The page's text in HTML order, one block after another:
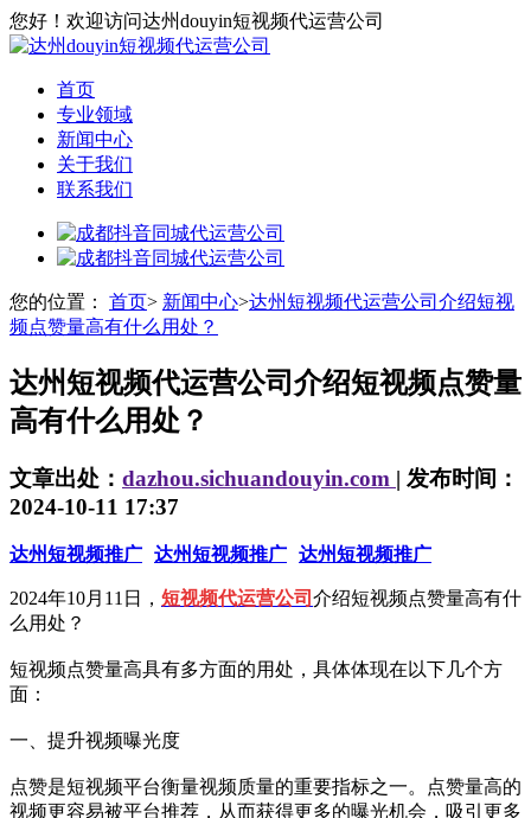
您好！欢迎访问达州douyin短视频代运营公司
首页
专业领域
新闻中心
关于我们
联系我们
您的位置： 首页> 新闻中心>达州短视频代运营公司介绍短视
频点赞量高有什么用处？
达州短视频代运营公司介绍短视频点赞量
高有什么用处？
文章出处： dazhou.sichuandouyin.com | 发布时间：
2024-10-11 17:37
达州短视频推广 达州短视频推广 达州短视频推广
2024年10月11日， 短视频代运营公司 介绍短视频点赞量高有什
么用处？
短视频点赞量高具有多方面的用处，具体体现在以下几个方
面：
一、提升视频曝光度
点赞是短视频平台衡量视频质量的重要指标之一。点赞量高的
视频更容易被平台推荐，从而获得更多的曝光机会，吸引更多